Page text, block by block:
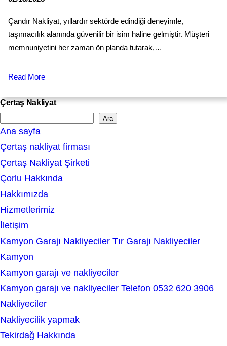
Çandır Nakliyat, yıllardır sektörde edindiği deneyimle,
taşımacılık alanında güvenilir bir isim haline gelmiştir. Müşteri
memnuniyetini her zaman ön planda tutarak,…
Read More
Çertaş Nakliyat
e
a
r
c
h
Ara
Ana sayfa
Çertaş nakliyat firması
Çertaş Nakliyat Şirketi
Çorlu Hakkında
Hakkımızda
Hizmetlerimiz
İletişim
Kamyon Garajı Nakliyeciler Tır Garajı Nakliyeciler
Kamyon
Kamyon garajı ve nakliyeciler
Kamyon garajı ve nakliyeciler Telefon 0532 620 3906
Nakliyeciler
Nakliyecilik yapmak
Tekirdağ Hakkında